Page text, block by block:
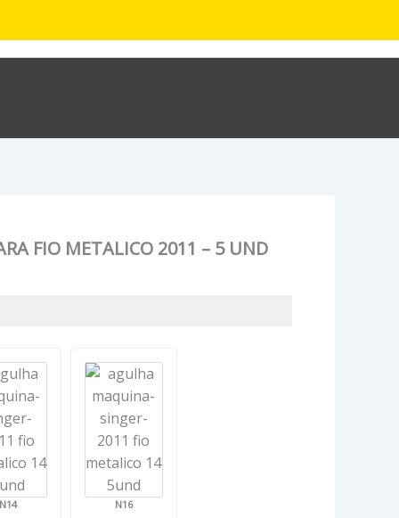
FIO METALICO 2011 – 5 UND
N14 N16